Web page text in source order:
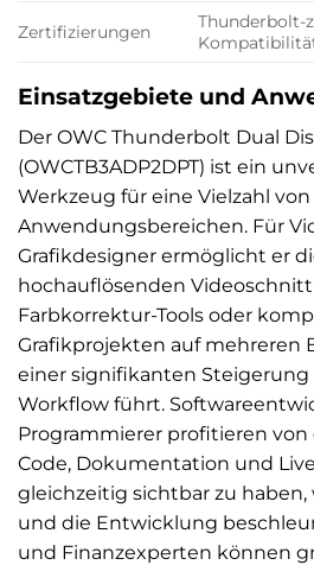
Zertifizierungen
Thunderbolt-
Einsatzgebiete und
Der OWC Thunderbolt Dual
(OWCTB3ADP2DPT) ist ein
Werkzeug für eine Vielzahl
Anwendungsbereichen. Für
Grafikdesigner ermöglicht er
hochauflösenden
Farbkorrektur-Tools oder
Grafikprojekten auf mehreren
einer signifikanten Steigerung
Workflow führt.
Programmierer profitieren
Code, Dokumentation und
gleichzeitig sichtbar zu haben,
und die Entwicklung
und Finanzexperten können